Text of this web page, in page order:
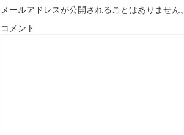
メールアドレスが公開されることはありません。
コメント